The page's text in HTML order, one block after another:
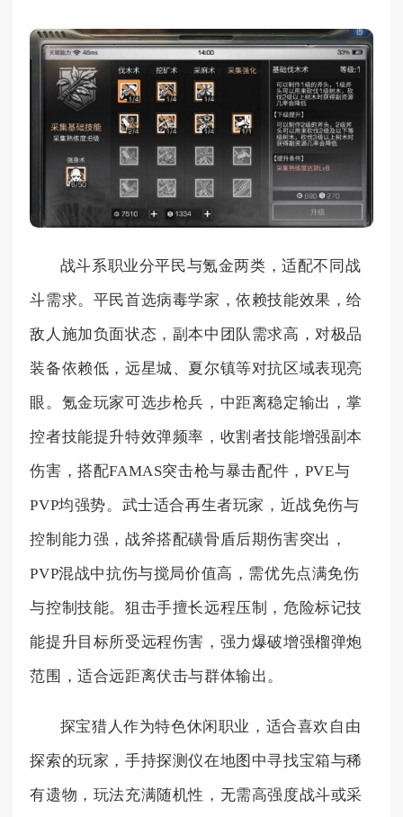
战斗系职业分平民与氪金两类，适配不同战
斗需求。平民首选病毒学家，依赖技能效果，给
敌人施加负面状态，副本中团队需求高，对极品
装备依赖低，远星城、夏尔镇等对抗区域表现亮
眼。氪金玩家可选步枪兵，中距离稳定输出，掌
控者技能提升特效弹频率，收割者技能增强副本
伤害，搭配FAMAS突击枪与暴击配件，PVE与
PVP均强势。武士适合再生者玩家，近战免伤与
控制能力强，战斧搭配磺骨盾后期伤害突出，
PVP混战中抗伤与搅局价值高，需优先点满免伤
与控制技能。狙击手擅长远程压制，危险标记技
能提升目标所受远程伤害，强力爆破增强榴弹炮
范围，适合远距离伏击与群体输出。
探宝猎人作为特色休闲职业，适合喜欢自由
探索的玩家，手持探测仪在地图中寻找宝箱与稀
有遗物，玩法充满随机性，无需高强度战斗或采